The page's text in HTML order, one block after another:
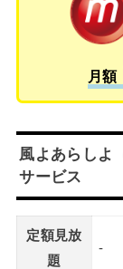
月額
風よあらしよ
サービス
定額見放
題
-